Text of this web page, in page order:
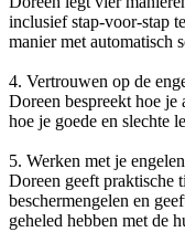
inclusief stap-voor-stap
manier met automatisch
4. Vertrouwen op de
Doreen bespreekt hoe
hoe je goede en slechte
5. Werken met je engelen
Doreen geeft praktische
beschermengelen en
geheled hebben met de